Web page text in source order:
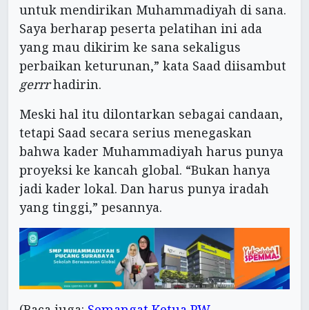
untuk mendirikan Muhammadiyah di sana.
Saya berharap peserta pelatihan ini ada
yang mau dikirim ke sana sekaligus
perbaikan keturunan,” kata Saad diisambut
gerrrhadirin.
Meski hal itu dilontarkan sebagai candaan,
tetapi Saad secara serius menegaskan
bahwa kader Muhammadiyah harus punya
proyeksi ke kancah global. “Bukan hanya
jadi kader lokal. Dan harus punya iradah
yang tinggi,” pesannya.